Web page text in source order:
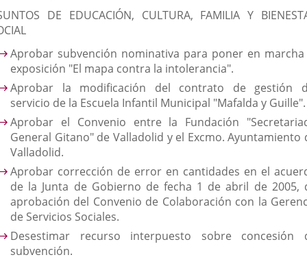
DE EDUCACIÓN, CULTURA, FAMILIA Y
Aprobar subvención nominativa para poner en
exposición "El mapa contra la intolerancia".
Aprobar la modificación del contrato de gestión
servicio de la Escuela Infantil Municipal "Mafalda y Guille".
Aprobar el Convenio entre la Fundación
General Gitano" de Valladolid y el Excmo. Ayuntamiento
Valladolid.
Aprobar corrección de error en cantidades en el
de la Junta de Gobierno de fecha 1 de abril de 2005,
aprobación del Convenio de Colaboración con la
de Servicios Sociales.
Desestimar recurso interpuesto sobre concesión
subvención.